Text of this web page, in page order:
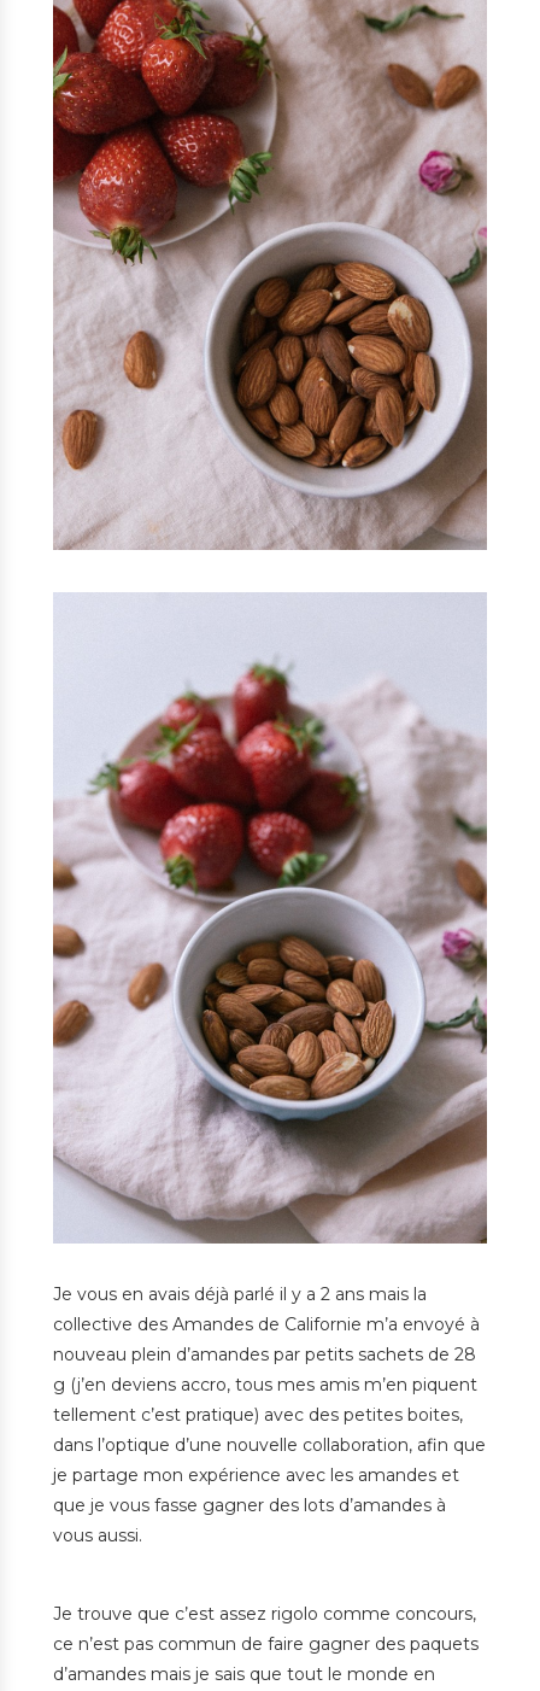
Je vous en avais déjà parlé il y a 2 ans mais la
collective des Amandes de Californie m’a envoyé à
nouveau plein d’amandes par petits sachets de 28
g (j’en deviens accro, tous mes amis m’en piquent
tellement c’est pratique) avec des petites boites,
dans l’optique d’une nouvelle collaboration, afin que
je partage mon expérience avec les amandes et
que je vous fasse gagner des lots d’amandes à
vous aussi.
Je trouve que c’est assez rigolo comme concours,
ce n’est pas commun de faire gagner des paquets
d’amandes mais je sais que tout le monde en